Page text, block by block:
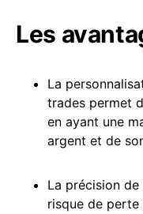
Les
La
trades permet
en ayant une
argent et de
La précision de
risque de perte